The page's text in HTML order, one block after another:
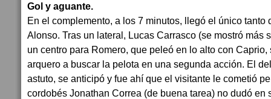
Gol y aguante.
En el complemento, a los 7 minutos, llegó el único tanto
Alonso. Tras un lateral, Lucas Carrasco (se mostró más
un centro para Romero, que peleó en lo alto con
arquero a buscar la pelota en una segunda acción. El
astuto, se anticipó y fue ahí que el visitante le cometió
cordobés Jonathan Correa (de buena tarea) no dudó en